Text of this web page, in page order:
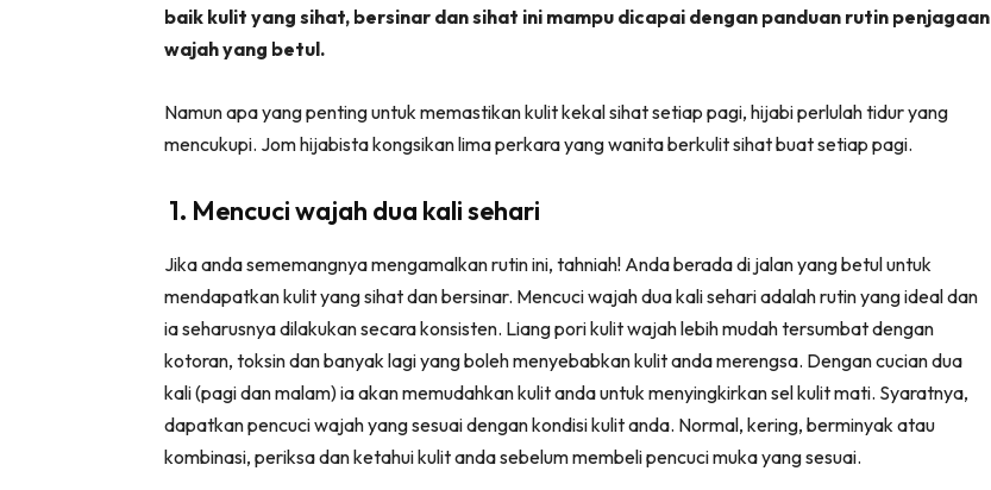
baik kulit yang sihat, bersinar dan sihat ini mampu dicapai dengan panduan rutin penjagaan
wajah yang betul.
Namun apa yang penting untuk memastikan kulit kekal sihat setiap pagi, hijabi perlulah tidur yang
mencukupi. Jom hijabista kongsikan lima perkara yang wanita berkulit sihat buat setiap pagi.
1. Mencuci wajah dua kali sehari
Jika anda sememangnya mengamalkan rutin ini, tahniah! Anda berada di jalan yang betul untuk
mendapatkan kulit yang sihat dan bersinar. Mencuci wajah dua kali sehari adalah rutin yang ideal dan
ia seharusnya dilakukan secara konsisten. Liang pori kulit wajah lebih mudah tersumbat dengan
kotoran, toksin dan banyak lagi yang boleh menyebabkan kulit anda merengsa. Dengan cucian dua
kali (pagi dan malam) ia akan memudahkan kulit anda untuk menyingkirkan sel kulit mati. Syaratnya,
dapatkan pencuci wajah yang sesuai dengan kondisi kulit anda. Normal, kering, berminyak atau
kombinasi, periksa dan ketahui kulit anda sebelum membeli pencuci muka yang sesuai.